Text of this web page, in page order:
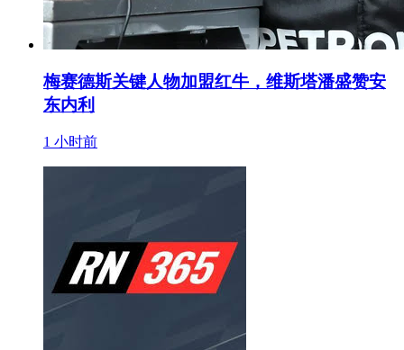
梅赛德斯关键人物加盟红牛，维斯塔潘盛赞安
东内利
1 小时前